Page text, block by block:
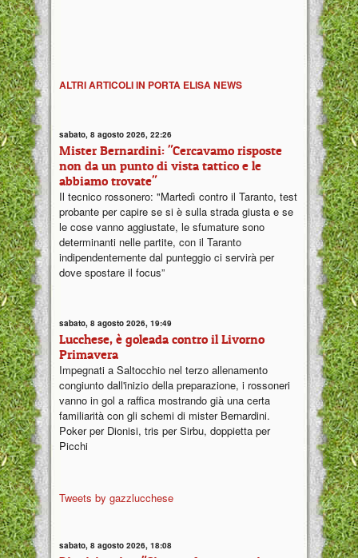
ALTRI ARTICOLI IN PORTA ELISA NEWS
sabato, 8 agosto 2026, 22:26
Mister Bernardini: "Cercavamo risposte
non da un punto di vista tattico e le
abbiamo trovate"
Il tecnico rossonero: "Martedì contro il Taranto, test
probante per capire se si è sulla strada giusta e se
le cose vanno aggiustate, le sfumature sono
determinanti nelle partite, con il Taranto
indipendentemente dal punteggio ci servirà per
dove spostare il focus”
sabato, 8 agosto 2026, 19:49
Lucchese, è goleada contro il Livorno
Primavera
Impegnati a Saltocchio nel terzo allenamento
congiunto dall'inizio della preparazione, i rossoneri
vanno in gol a raffica mostrando già una certa
familiarità con gli schemi di mister Bernardini.
Poker per Dionisi, tris per Sirbu, doppietta per
Picchi
Tweets by gazzlucchese
sabato, 8 agosto 2026, 18:08